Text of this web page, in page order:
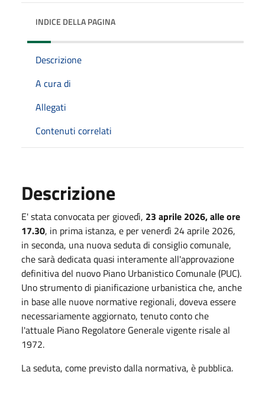
INDICE DELLA PAGINA
Descrizione
A cura di
Allegati
Contenuti correlati
Descrizione
E' stata convocata per giovedì, 23 aprile 2026, alle ore
17.30, in prima istanza, e per venerdì 24 aprile 2026,
in seconda, una nuova seduta di consiglio comunale,
che sarà dedicata quasi interamente all'approvazione
definitiva del nuovo Piano Urbanistico Comunale (PUC).
Uno strumento di pianificazione urbanistica che, anche
in base alle nuove normative regionali, doveva essere
necessariamente aggiornato, tenuto conto che
l'attuale Piano Regolatore Generale vigente risale al
1972.
La seduta, come previsto dalla normativa, è pubblica.